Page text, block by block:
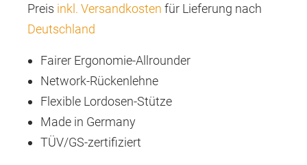
Preis inkl. Versandkosten für Lieferung nach
Deutschland
Fairer Ergonomie-Allrounder
Network-Rückenlehne
Flexible Lordosen-Stütze
Made in Germany
TÜV/GS-zertifiziert